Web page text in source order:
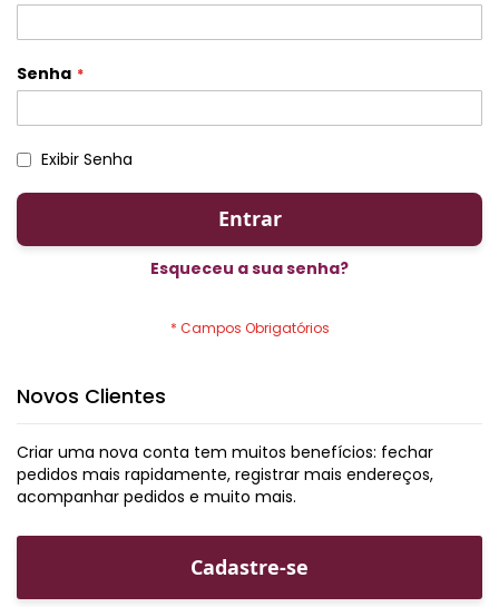
Senha
Exibir Senha
Entrar
Esqueceu a sua senha?
Novos Clientes
Criar uma nova conta tem muitos benefícios: fechar
pedidos mais rapidamente, registrar mais endereços,
acompanhar pedidos e muito mais.
Cadastre-se